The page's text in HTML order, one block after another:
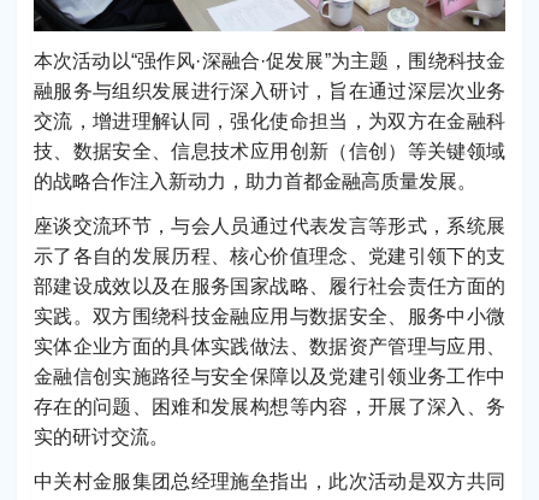
本次活动以“强作风·深融合·促发展”为主题，围绕科技金
融服务与组织发展进行深入研讨，旨在通过深层次业务
交流，增进理解认同，强化使命担当，为双方在金融科
技、数据安全、信息技术应用创新（信创）等关键领域
的战略合作注入新动力，助力首都金融高质量发展。
座谈交流环节，与会人员通过代表发言等形式，系统展
示了各自的发展历程、核心价值理念、党建引领下的支
部建设成效以及在服务国家战略、履行社会责任方面的
实践。双方围绕科技金融应用与数据安全、服务中小微
实体企业方面的具体实践做法、数据资产管理与应用、
金融信创实施路径与安全保障以及党建引领业务工作中
存在的问题、困难和发展构想等内容，开展了深入、务
实的研讨交流。
中关村金服集团总经理施垒指出，此次活动是双方共同